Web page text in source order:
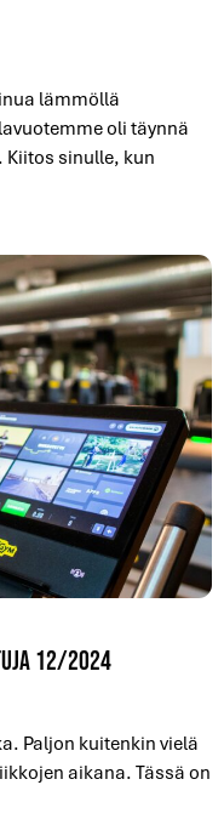
lämmöllä
oli täynnä
sinulle, kun
12/2024
Paljon kuitenkin vielä
aikana. Tässä on